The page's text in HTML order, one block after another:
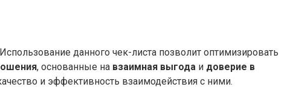
данного чек-листа позволит оптимизировать
, основанные на взаимная выгода и доверие в
и эффективность взаимодействия с ними.